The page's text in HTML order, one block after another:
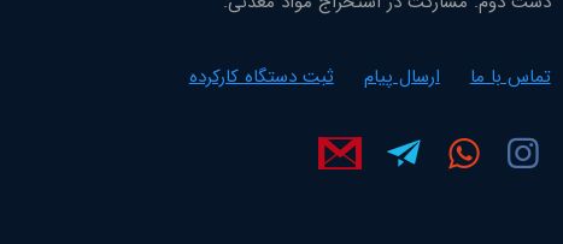
تماس با ما ارسال پیام ثبت دستگاه کارکرده